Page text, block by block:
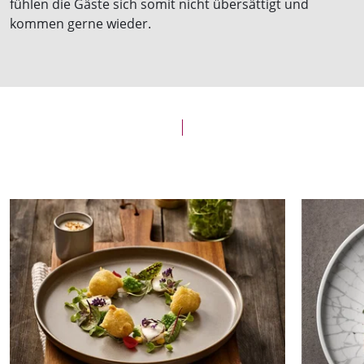
fühlen die Gäste sich somit nicht übersättigt und
kommen gerne wieder.